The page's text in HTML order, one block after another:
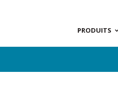
PRODUITS